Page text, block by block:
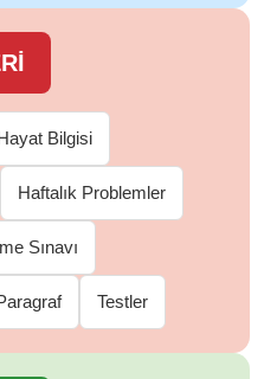
Bilgisi
Haftalık Problemler
Sınavı
Testler